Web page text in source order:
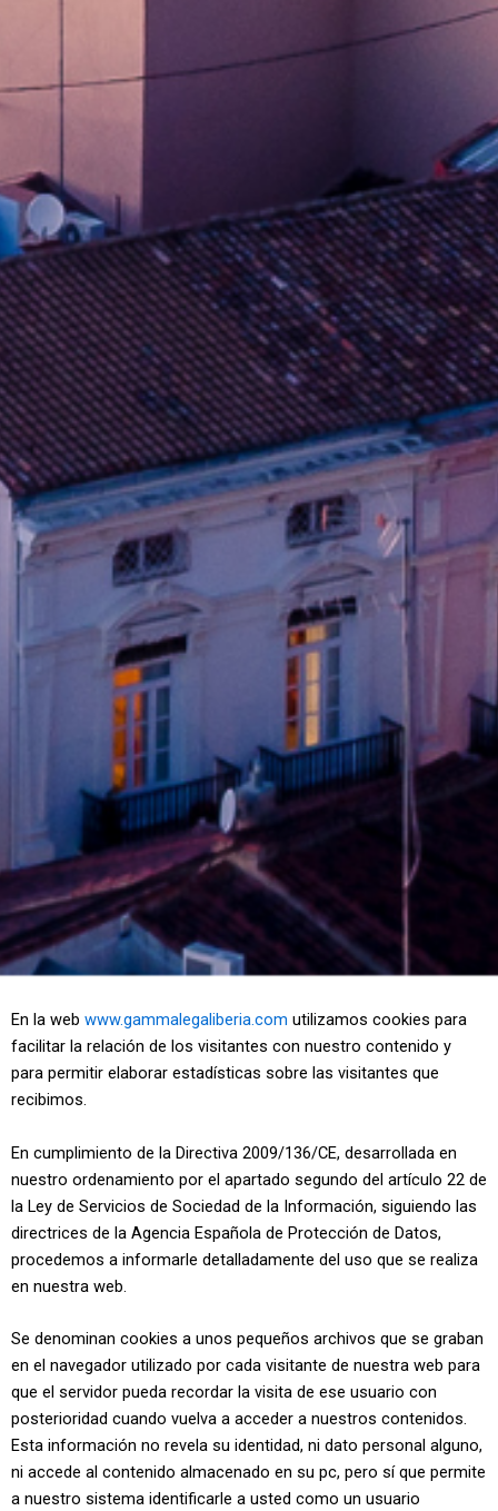
En la web www.gammalegaliberia.com utilizamos cookies para
facilitar la relación de los visitantes con nuestro contenido y
para permitir elaborar estadísticas sobre las visitantes que
recibimos.
En cumplimiento de la Directiva 2009/136/CE, desarrollada en
nuestro ordenamiento por el apartado segundo del artículo 22 de
la Ley de Servicios de Sociedad de la Información, siguiendo las
directrices de la Agencia Española de Protección de Datos,
procedemos a informarle detalladamente del uso que se realiza
en nuestra web.
Se denominan cookies a unos pequeños archivos que se graban
en el navegador utilizado por cada visitante de nuestra web para
que el servidor pueda recordar la visita de ese usuario con
posterioridad cuando vuelva a acceder a nuestros contenidos.
Esta información no revela su identidad, ni dato personal alguno,
ni accede al contenido almacenado en su pc, pero sí que permite
a nuestro sistema identificarle a usted como un usuario